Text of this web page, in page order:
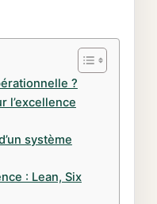
?
l’excellence
système
: Lean, Six